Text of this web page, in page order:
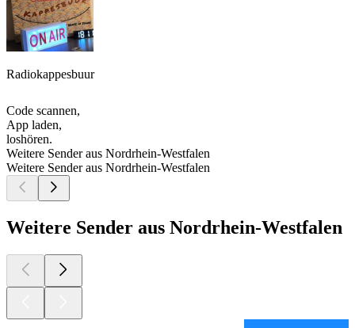
Radiokappesbuur
Code scannen,
App laden,
loshören.
Weitere Sender aus Nordrhein-Westfalen
Weitere Sender aus Nordrhein-Westfalen
Weitere Sender aus Nordrhein-Westfalen